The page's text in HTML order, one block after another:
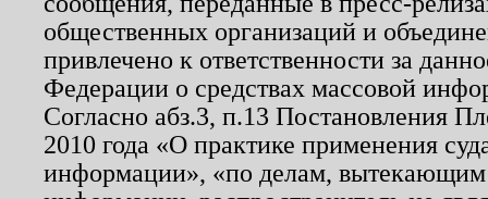
общественных организаций и
привлечено к ответственности за
Федерации о средствах массовой
Согласно абз.3, п.13 Постановления
2010 года «О практике применения
информации», «по делам, вытекающим